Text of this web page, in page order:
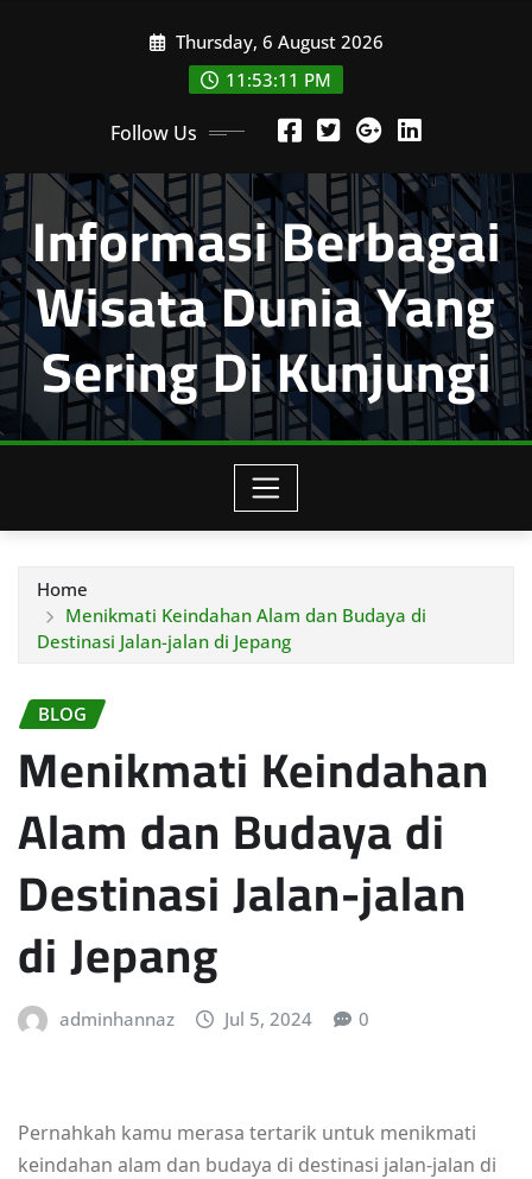
Thursday, 6 August 2026
11:53:12 PM
Follow Us
Informasi Berbagai
Wisata Dunia Yang
Sering Di Kunjungi
Home
Menikmati Keindahan Alam dan Budaya di
Destinasi Jalan-jalan di Jepang
BLOG
Menikmati Keindahan
Alam dan Budaya di
Destinasi Jalan-jalan
di Jepang
adminhannaz Jul 5, 2024 0
Pernahkah kamu merasa tertarik untuk menikmati
keindahan alam dan budaya di destinasi jalan-jalan di